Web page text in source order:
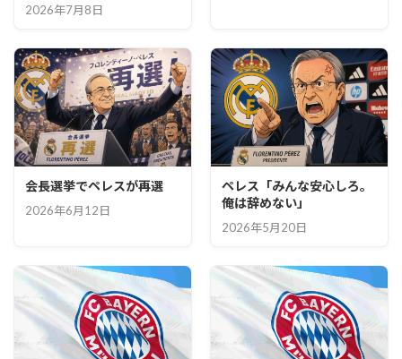
2026年7月8日
会長選挙でペレスが再選
2026年6月12日
ペレス「みんな安心しろ。
俺は辞めない」
2026年5月20日